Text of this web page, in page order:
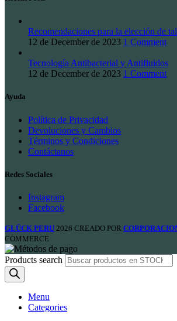
Recomendaciones para la elección de
12 de December de 2023 1 Comment
Tecnología Antibacterial y Antifluidos
12 de December de 2023 1 Comment
Ayuda
Política de Privacidad
Devoluciones y Cambios
Términos y Condiciones
Contáctanos
Redes Sociales
Instagram
Facebook
GLÜCK PERU 2026 CREADO POR
COMMERCE
Products search
Menu
Categories